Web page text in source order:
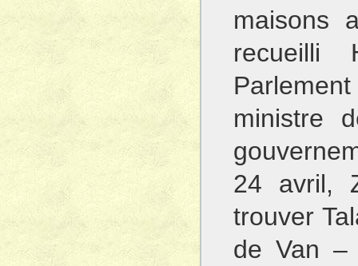
maisons
recueilli
ministre
24 avril,
trouver
de Van –